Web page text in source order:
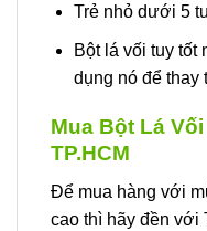
Trẻ nhỏ dưới 5
Bột lá vối tuy tốt
dụng nó để thay
Mua Bột Lá
TP.HCM
Để mua hàng với
cao thì hãy đền với